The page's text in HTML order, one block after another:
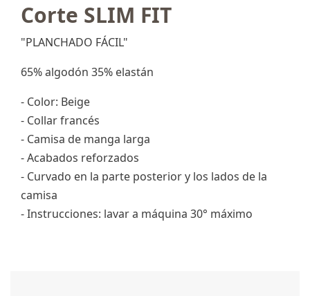
Corte SLIM FIT
"PLANCHADO FÁCIL"
65% algodón 35% elastán
- Color: Beige
- Collar francés
- Camisa de manga larga
- Acabados reforzados
- Curvado en la parte posterior y los lados de la
camisa
- Instrucciones: lavar a máquina 30° máximo